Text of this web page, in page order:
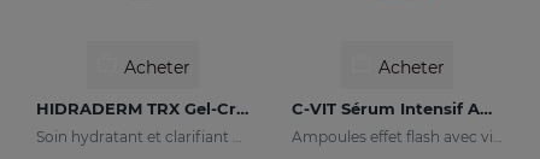
Acheter
HIDRADERM TRX Gel-Crème
Soin hydratant et clarifiant pour les peaux mixtes
Acheter
C-VIT Sérum Intensif Ampoules
Ampoules effet flash avec vitamine C